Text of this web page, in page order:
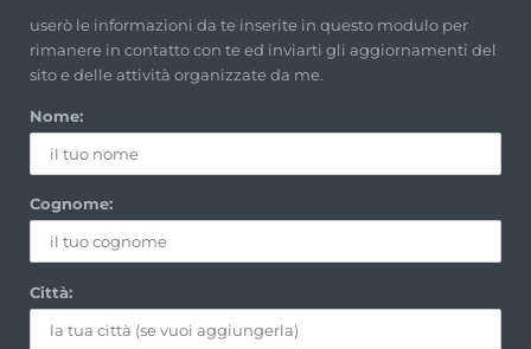
userò le informazioni da te inserite in questo modulo per
rimanere in contatto con te ed inviarti gli aggiornamenti del
sito e delle attività organizzate da me.
Nome:
Cognome:
Città: